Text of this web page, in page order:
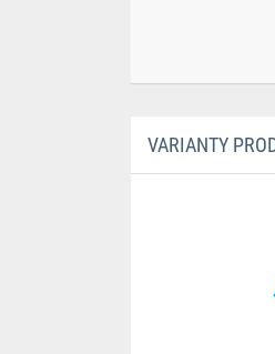
VARIANTY